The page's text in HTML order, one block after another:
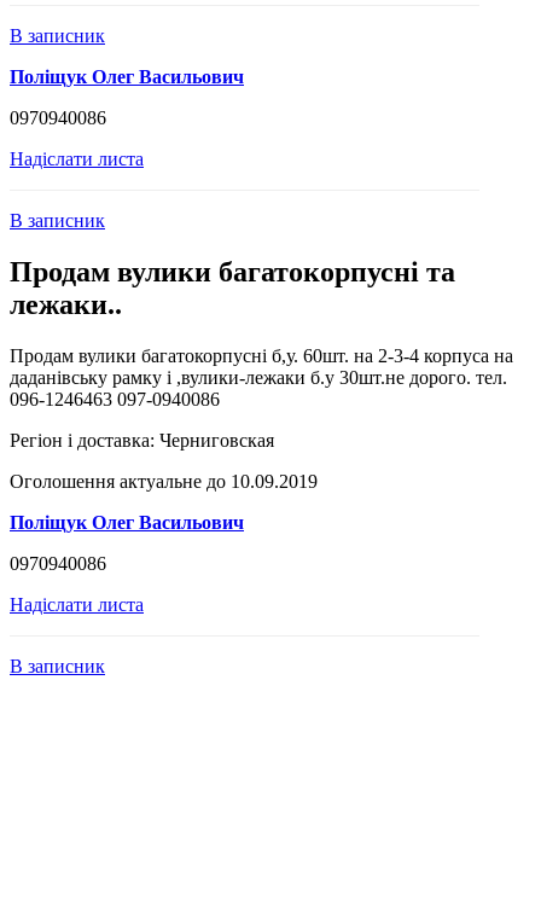
В записник
Поліщук Олег Васильович
0970940086
Надіслати листа
В записник
Продам вулики багатокорпусні та
лежаки..
Продам вулики багатокорпусні б,у. 60шт. на 2-3-4 корпуса на
даданівську рамку і ,вулики-лежаки б.у 30шт.не дорого. тел.
096-1246463 097-0940086
Регіон і доставка: Черниговская
Оголошення актуальне до 10.09.2019
Поліщук Олег Васильович
0970940086
Надіслати листа
В записник